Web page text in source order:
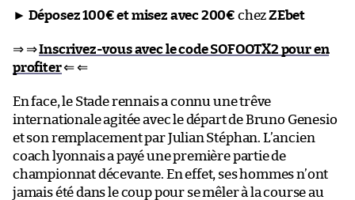
► Déposez 100€ et misez avec 200€ chezZEbet
⇒ ⇒Inscrivez-vous avec le code SOFOOTX2 pour en
profiter⇐ ⇐
En face, le Stade rennais a connu une trêve
internationale agitée avec le départ de Bruno Genesio
et son remplacement par Julian Stéphan. L’ancien
coach lyonnais a payé une première partie de
championnat décevante. En effet, ses hommes n’ont
jamais été dans le coup pour se mêler à la course au